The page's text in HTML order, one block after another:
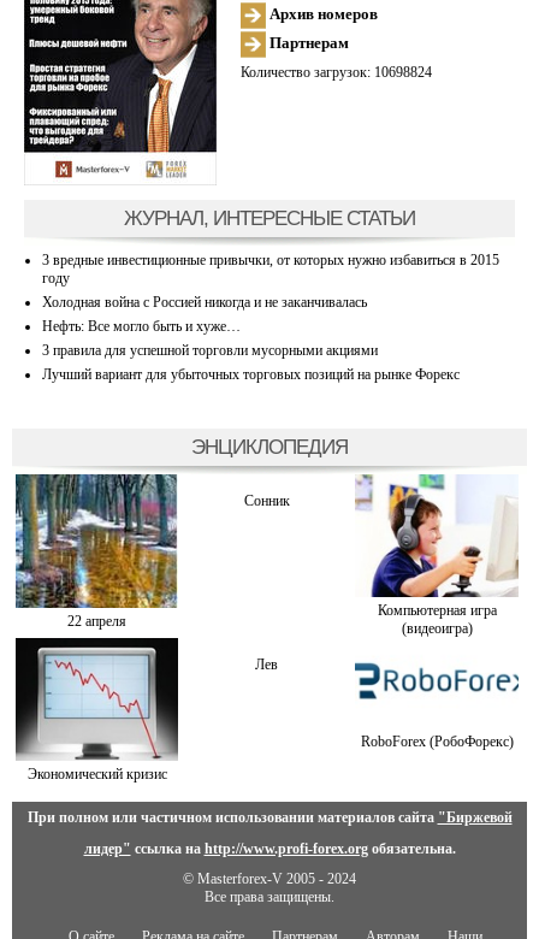
Архив номеров
Партнерам
Количество загрузок: 10698824
ЖУРНАЛ, ИНТЕРЕСНЫЕ СТАТЬИ
3 вредные инвестиционные привычки, от которых нужно избавиться в 2015
году
Холодная война с Россией никогда и не заканчивалась
Нефть: Все могло быть и хуже…
3 правила для успешной торговли мусорными акциями
Лучший вариант для убыточных торговых позиций на рынке Форекс
ЭНЦИКЛОПЕДИЯ
22 апреля
Сонник
Компьютерная игра
(видеоигра)
Экономический кризис
Лев
RoboForex (РобоФорекс)
При полном или частичном использовании материалов сайта "Биржевой
лидер" ссылка на http://www.profi-forex.orgобязательна.
© Masterforex-V 2005 - 2024
Все права защищены.